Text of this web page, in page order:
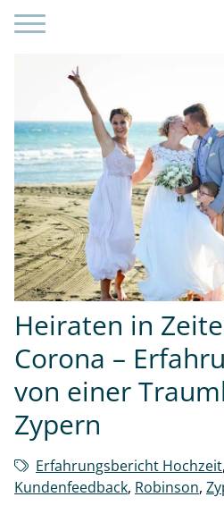
Heiraten in
Corona –
von einer
Zypern
Erfahrungsbericht Hochzeit,
Kundenfeedback, Robinson,